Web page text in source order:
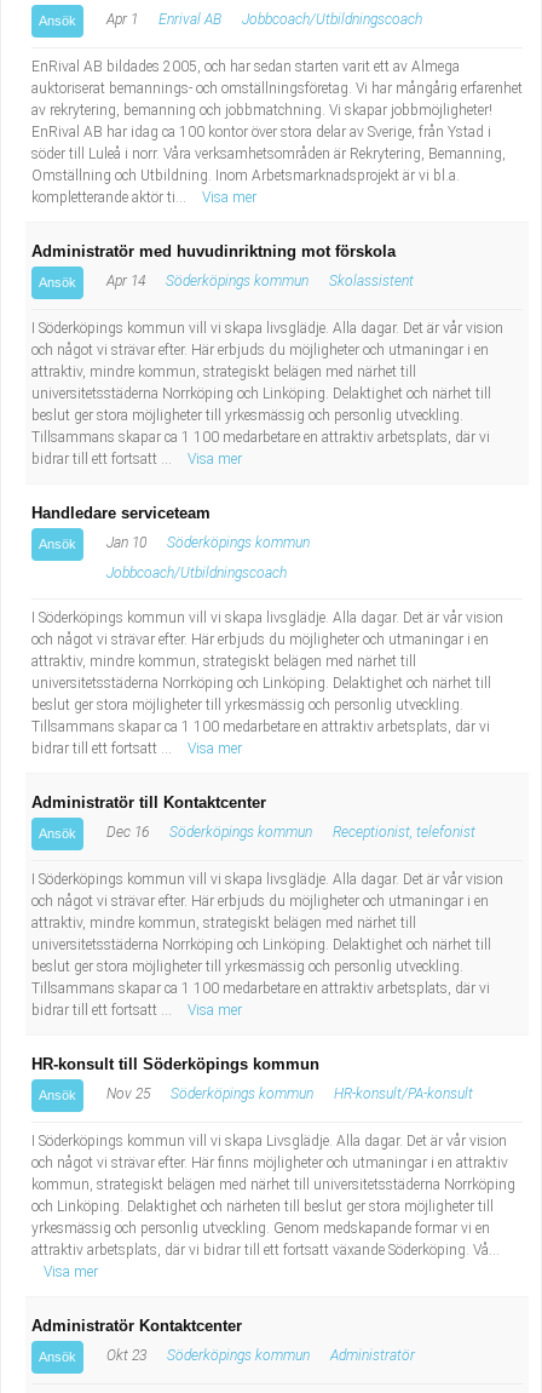
Ansök Apr 1 Enrival AB Jobbcoach/Utbildningscoach
EnRival AB bildades 2005, och har sedan starten varit ett av Almega
auktoriserat bemannings- och omställningsföretag. Vi har mångårig erfarenhet
av rekrytering, bemanning och jobbmatchning. Vi skapar jobbmöjligheter!
EnRival AB har idag ca 100 kontor över stora delar av Sverige, från Ystad i
söder till Luleå i norr. Våra verksamhetsområden är Rekrytering, Bemanning,
Omställning och Utbildning. Inom Arbetsmarknadsprojekt är vi bl.a.
kompletterande aktör ti...
Visa mer
Administratör med huvudinriktning mot förskola
Ansök Apr 14 Söderköpings kommun Skolassistent
I Söderköpings kommun vill vi skapa livsglädje. Alla dagar. Det är vår vision
och något vi strävar efter. Här erbjuds du möjligheter och utmaningar i en
attraktiv, mindre kommun, strategiskt belägen med närhet till
universitetsstäderna Norrköping och Linköping. Delaktighet och närhet till
beslut ger stora möjligheter till yrkesmässig och personlig utveckling.
Tillsammans skapar ca 1 100 medarbetare en attraktiv arbetsplats, där vi
bidrar till ett fortsatt ...
Visa mer
Handledare serviceteam
Ansök Jan 10
Söderköpings kommun
Jobbcoach/Utbildningscoach
I Söderköpings kommun vill vi skapa livsglädje. Alla dagar. Det är vår vision
och något vi strävar efter. Här erbjuds du möjligheter och utmaningar i en
attraktiv, mindre kommun, strategiskt belägen med närhet till
universitetsstäderna Norrköping och Linköping. Delaktighet och närhet till
beslut ger stora möjligheter till yrkesmässig och personlig utveckling.
Tillsammans skapar ca 1 100 medarbetare en attraktiv arbetsplats, där vi
bidrar till ett fortsatt ...
Visa mer
Administratör till Kontaktcenter
Ansök Dec 16 Söderköpings kommun Receptionist, telefonist
I Söderköpings kommun vill vi skapa livsglädje. Alla dagar. Det är vår vision
och något vi strävar efter. Här erbjuds du möjligheter och utmaningar i en
attraktiv, mindre kommun, strategiskt belägen med närhet till
universitetsstäderna Norrköping och Linköping. Delaktighet och närhet till
beslut ger stora möjligheter till yrkesmässig och personlig utveckling.
Tillsammans skapar ca 1 100 medarbetare en attraktiv arbetsplats, där vi
bidrar till ett fortsatt ...
Visa mer
HR-konsult till Söderköpings kommun
Ansök Nov 25 Söderköpings kommun HR-konsult/PA-konsult
I Söderköpings kommun vill vi skapa Livsglädje. Alla dagar. Det är vår vision
och något vi strävar efter. Här finns möjligheter och utmaningar i en attraktiv
kommun, strategiskt belägen med närhet till universitetsstäderna Norrköping
och Linköping. Delaktighet och närheten till beslut ger stora möjligheter till
yrkesmässig och personlig utveckling. Genom medskapande formar vi en
attraktiv arbetsplats, där vi bidrar till ett fortsatt växande Söderköping. Vå...
Visa mer
Administratör Kontaktcenter
Ansök Okt 23 Söderköpings kommun Administratör